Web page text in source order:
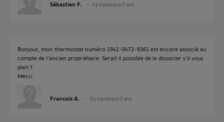
Sébastien F. il y a presque 2 ans
Bonjour, mon thermostat numéro 1941-0472-9361 est encore associé au
compte de l’ancien propriétaire. Serait il possible de le dissocier s’il vous
plait ?
Merci
Francois A. il y a presque 2 ans